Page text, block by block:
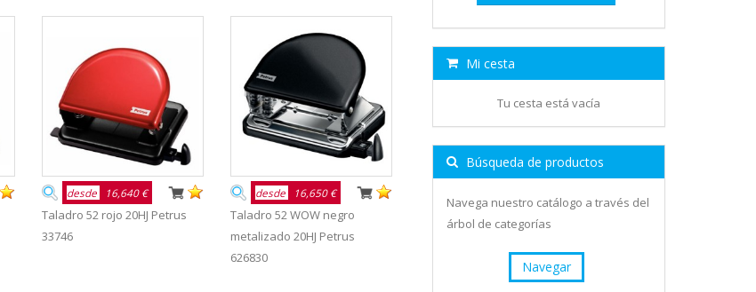
desde 16,640 €
Taladro 52 rojo 20HJ Petrus
33746
desde 16,650 €
Taladro 52 WOW negro
metalizado 20HJ Petrus
626830
Mi cesta
Tu cesta está vacía
Búsqueda de productos
Navega nuestro catálogo a través del
árbol de categorías
Navegar